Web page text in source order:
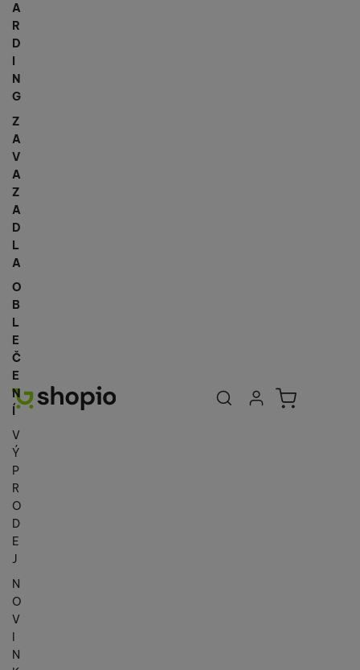
Uživatelská
Přihlásit se
Košík
A
R
D
N
G
Z
A
V
A
Z
A
D
L
A
O
B
L
E
Č
E
N
Í
V
Ý
P
R
O
D
E
J
N
O
V
I
N